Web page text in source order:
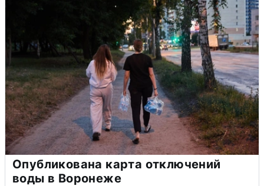
Опубликована карта отключений
воды в Воронеже